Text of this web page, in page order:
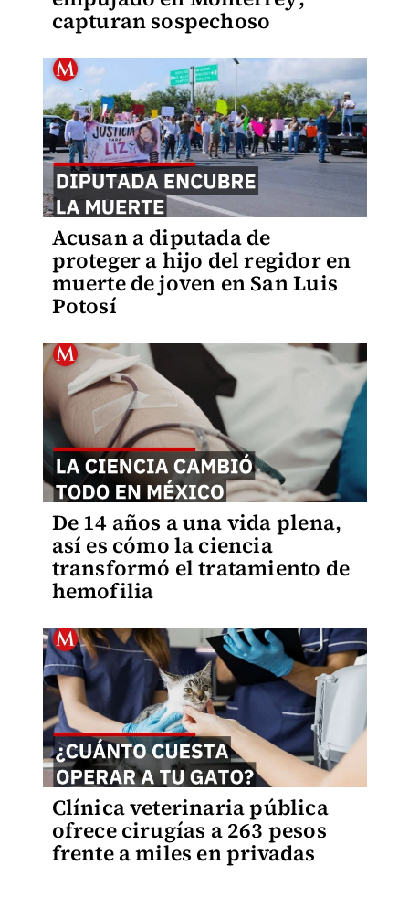
capturan sospechoso
Acusan a diputada de
proteger a hijo del regidor en
muerte de joven en San Luis
Potosí
De 14 años a una vida plena,
así es cómo la ciencia
transformó el tratamiento de
hemofilia
Clínica veterinaria pública
ofrece cirugías a 263 pesos
frente a miles en privadas